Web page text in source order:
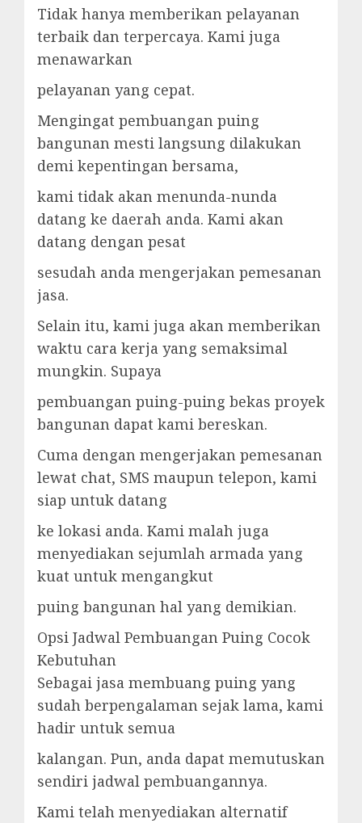
Tidak hanya memberikan pelayanan
terbaik dan terpercaya. Kami juga
menawarkan
pelayanan yang cepat.
Mengingat pembuangan puing
bangunan mesti langsung dilakukan
demi kepentingan bersama,
kami tidak akan menunda-nunda
datang ke daerah anda. Kami akan
datang dengan pesat
sesudah anda mengerjakan pemesanan
jasa.
Selain itu, kami juga akan memberikan
waktu cara kerja yang semaksimal
mungkin. Supaya
pembuangan puing-puing bekas proyek
bangunan dapat kami bereskan.
Cuma dengan mengerjakan pemesanan
lewat chat, SMS maupun telepon, kami
siap untuk datang
ke lokasi anda. Kami malah juga
menyediakan sejumlah armada yang
kuat untuk mengangkut
puing bangunan hal yang demikian.
Opsi Jadwal Pembuangan Puing Cocok
Kebutuhan
Sebagai jasa membuang puing yang
sudah berpengalaman sejak lama, kami
hadir untuk semua
kalangan. Pun, anda dapat memutuskan
sendiri jadwal pembuangannya.
Kami telah menyediakan alternatif